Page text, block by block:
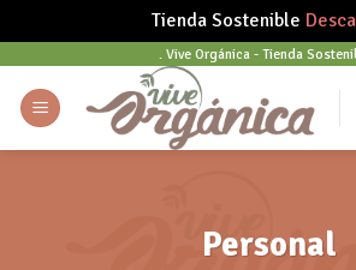
Tienda Sostenible
content
. Vive Orgánica - Tienda
Personal